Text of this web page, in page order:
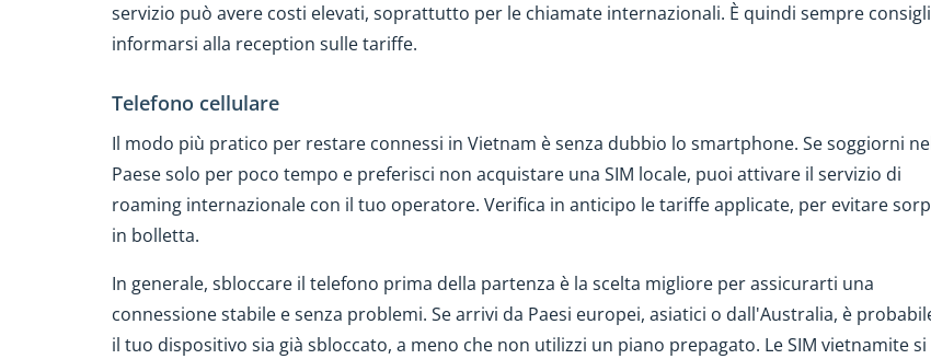
servizio può avere costi elevati, soprattutto per le chiamate internazionali. È quindi sempre
informarsi alla reception sulle tariffe.
Telefono cellulare
Il modo più pratico per restare connessi in Vietnam è senza dubbio lo smartphone. Se soggiorni
Paese solo per poco tempo e preferisci non acquistare una SIM locale, puoi attivare il servizio di
roaming internazionale con il tuo operatore. Verifica in anticipo le tariffe applicate, per evitare
in bolletta.
In generale, sbloccare il telefono prima della partenza è la scelta migliore per assicurarti una
connessione stabile e senza problemi. Se arrivi da Paesi europei, asiatici o dall'Australia, è
il tuo dispositivo sia già sbloccato, a meno che non utilizzi un piano prepagato. Le SIM vietnamite si